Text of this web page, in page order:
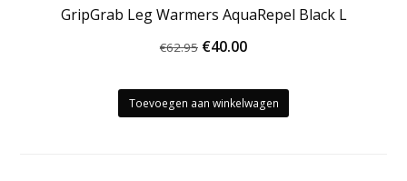
GripGrab Leg Warmers AquaRepel Black L
€62.95 Oorspronkelijke
was:
€62.95.
€40.00Huidige
is:
€40.00.
Toevoegen aan winkelwagen